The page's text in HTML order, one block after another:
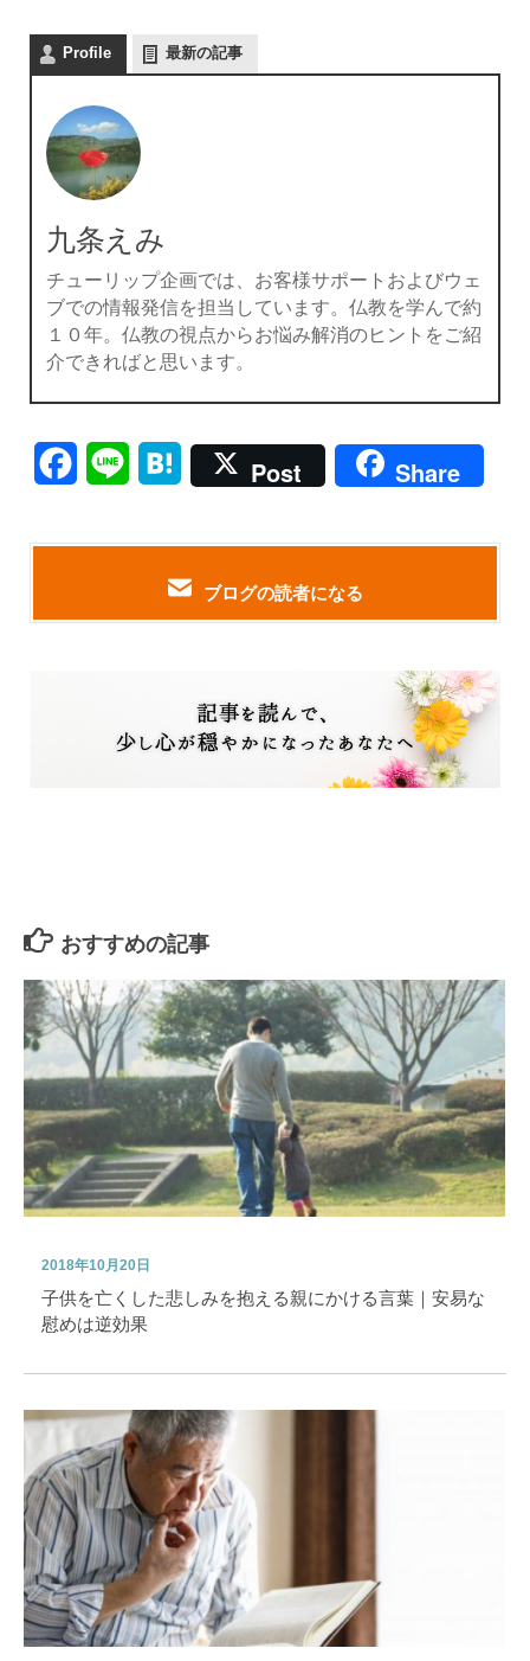
Profile 最新の記事
九条えみ
チューリップ企画では、お客様サポートおよびウェ
ブでの情報発信を担当しています。仏教を学んで約
１０年。仏教の視点からお悩み解消のヒントをご紹
介できればと思います。
Facebook
Line Hatena
Post Share
ブログの読者になる
おすすめの記事
2018年10月20日
子供を亡くした悲しみを抱える親にかける言葉｜安易な
慰めは逆効果